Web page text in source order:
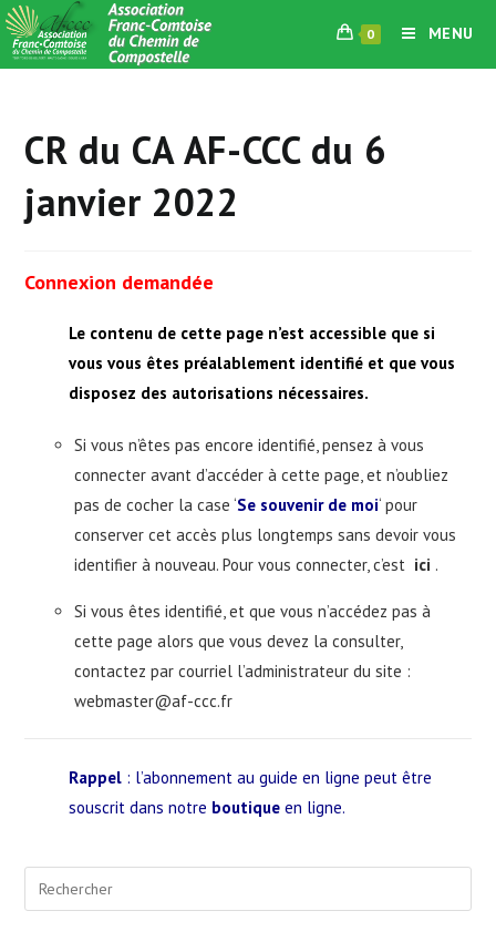
Skip
to
content
0 MENU
CR du CA AF-CCC du 6
janvier 2022
Connexion demandée
Le contenu de cette page n’est accessible que si
vous vous êtes préalablement identifié et que vous
disposez des autorisations nécessaires.
Si vous n’êtes pas encore identifié, pensez à vous
connecter avant d’accéder à cette page, et n’oubliez
pas de cocher la case ‘Se souvenir de moi‘ pour
conserver cet accès plus longtemps sans devoir vous
identifier à nouveau. Pour vous connecter, c’est ici .
Si vous êtes identifié, et que vous n’accédez pas à
cette page alors que vous devez la consulter,
contactez par courriel l’administrateur du site :
webmaster@af-ccc.fr
Rappel : l’abonnement au guide en ligne peut être
souscrit dans notre boutique en ligne.